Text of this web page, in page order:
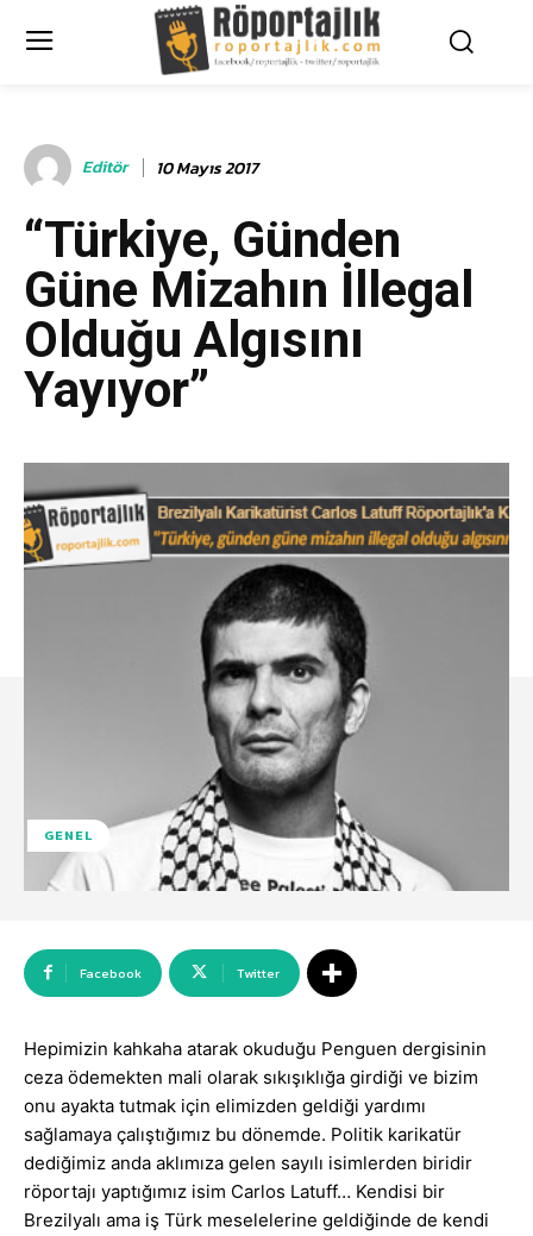
Editör 10 Mayıs 2017
“Türkiye, Günden
Güne Mizahın İllegal
Olduğu Algısını
Yayıyor”
GENEL
Facebook Twitter
Hepimizin kahkaha atarak okuduğu Penguen dergisinin
ceza ödemekten mali olarak sıkışıklığa girdiği ve bizim
onu ayakta tutmak için elimizden geldiği yardımı
sağlamaya çalıştığımız bu dönemde. Politik karikatür
dediğimiz anda aklımıza gelen sayılı isimlerden biridir
röportajı yaptığımız isim Carlos Latuff… Kendisi bir
Brezilyalı ama iş Türk meselelerine geldiğinde de kendi